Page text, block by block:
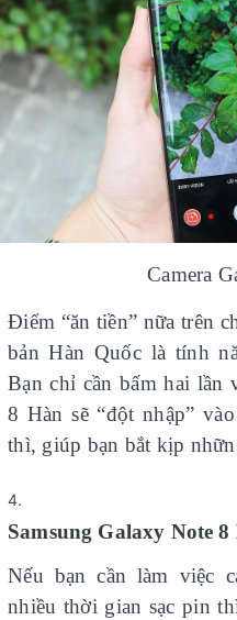
Camera
Điểm “ăn tiền” nữa trên
bản Hàn Quốc là tính
Bạn chỉ cần bấm hai lần
8 Hàn sẽ “đột nhập”
thì, giúp bạn bắt kịp
Samsung Galaxy Note
Nếu bạn cần làm việc
nhiều thời gian sạc pin